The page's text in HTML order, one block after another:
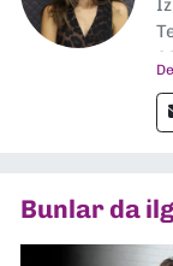
Bunlar da